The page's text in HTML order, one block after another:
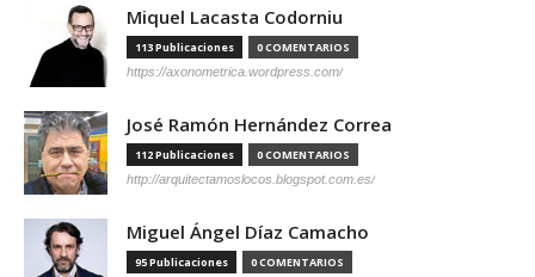
Miquel Lacasta Codorniu
113 Publicaciones 0 COMENTARIOS
https://axonometrica.wordpress.com/
José Ramón Hernández Correa
112 Publicaciones 0 COMENTARIOS
http://arquitectamoslocos.blogspot.com.es/
Miguel Ángel Díaz Camacho
95 Publicaciones 0 COMENTARIOS